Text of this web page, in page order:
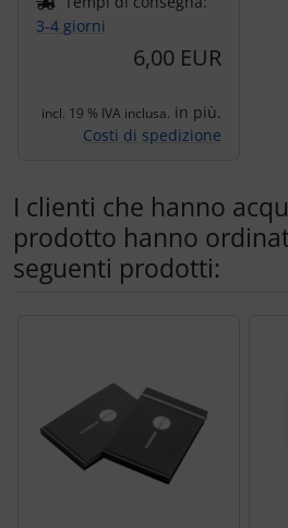
3-4 giorni
6,00 EUR
incl. 19 % IVA inclusa. in più.
Costi di spedizione
I clienti che hanno
prodotto hanno
seguenti prodotti: